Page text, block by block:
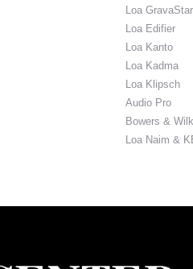
Loa GravaStar
Loa Edifier
Loa Kanto
Loa Kadma
Loa Klipsch
Audio Pro
Bowers &
Loa Naim &